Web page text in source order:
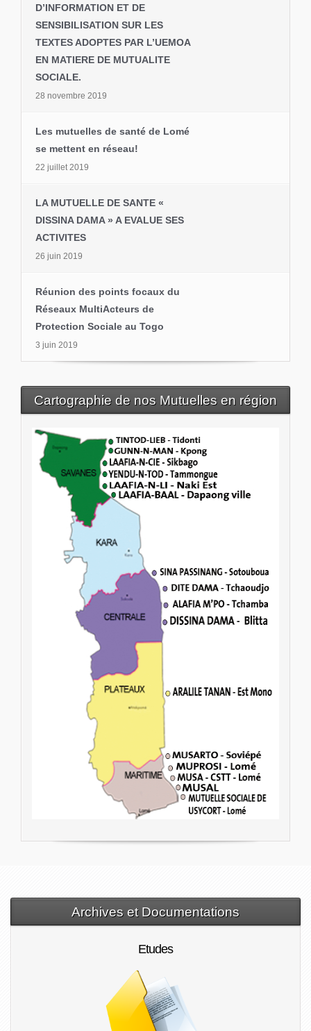
D’INFORMATION ET DE
SENSIBILISATION SUR LES
TEXTES ADOPTES PAR L’UEMOA
EN MATIERE DE MUTUALITE
SOCIALE.
28 novembre 2019
Les mutuelles de santé de Lomé
se mettent en réseau!
22 juillet 2019
LA MUTUELLE DE SANTE «
DISSINA DAMA » A EVALUE SES
ACTIVITES
26 juin 2019
Réunion des points focaux du
Réseaux MultiActeurs de
Protection Sociale au Togo
3 juin 2019
Cartographie de nos Mutuelles en région
Archives et Documentations
Etudes